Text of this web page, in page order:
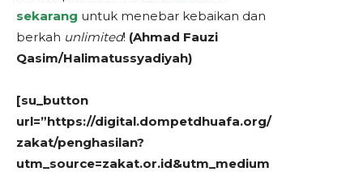
sekarang untuk menebar kebaikan dan
berkah unlimited! (Ahmad Fauzi
Qasim/Halimatussyadiyah)
[su_button
url=”https://digital.dompetdhuafa.org/
zakat/penghasilan?
utm_source=zakat.or.id&utm_medium